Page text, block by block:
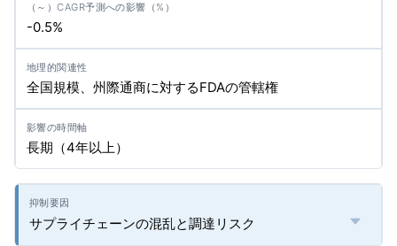
-0.5%
全国規模、州際通商に対するFDAの管轄権
長期（4年以上）
サプライチェーンの混乱と調達リスク